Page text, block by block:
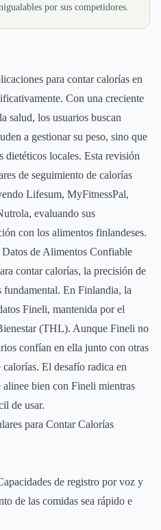
por sus competidores.
para contar calorías en
Con una creciente
salud, los usuarios buscan
a gestionar su peso, sino que
dietéticos locales. Esta revisión
de seguimiento de calorías
Lifesum, MyFitnessPal,
evaluando sus
con los alimentos finlandeses.
de Alimentos Confiable
contar calorías, la precisión de
fundamental. En Finlandia, la
Fineli, mantenida por el
(THL). Aunque Fineli no
confían en ella junto con otras
El desafío radica en
bien con Fineli mientras
de usar.
para Contar Calorías
de registro por voz y
de las comidas sea rápido e